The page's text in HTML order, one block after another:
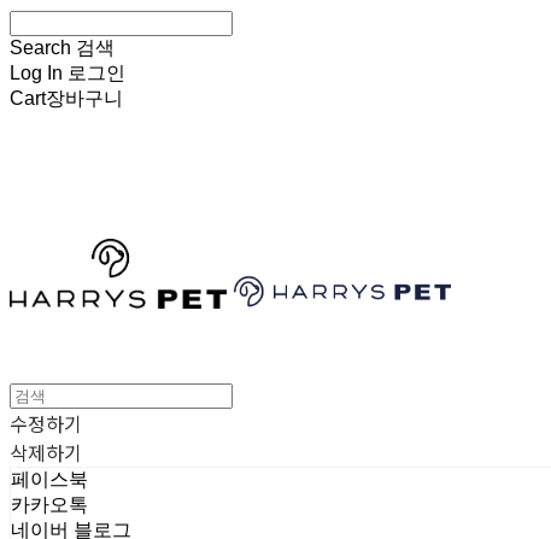
Search 검색
Log In 로그인
Cart장바구니
수정하기
삭제하기
페이스북
카카오톡
네이버 블로그